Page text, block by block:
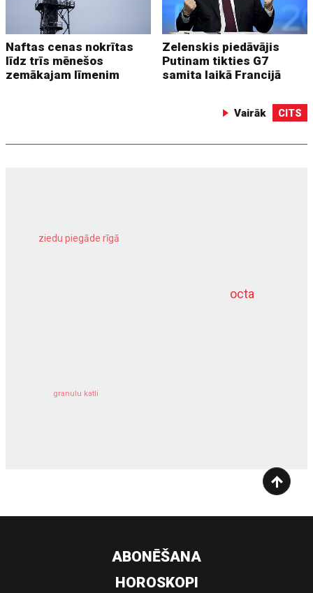
Naftas cenas nokrītas
līdz trīs mēnešos
zemākajam līmenim
Zelenskis piedāvājis
Putinam tikties G7
samita laikā Francijā
Vairāk CITS
octa
ziedu piegāde rīgā
granulu katli
dziļurbums
ABONĒŠANA
HOROSKOPI